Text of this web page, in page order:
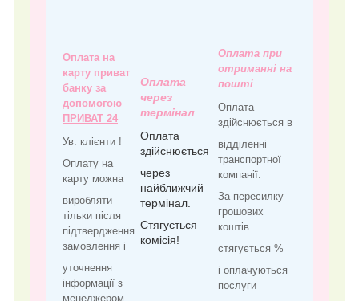
Оплата на
карту приват
банку за
допомогою
ПРИВАТ 24
Ув. клієнти !
Оплату на
карту можна
виробляти
тільки після
підтвердження
замовлення і
уточнення
інформації з
менеджером.
Оплата
через
термінал
Оплата
здійснюється
через
найближчий
термінал.
Стягується
комісія!
Оплата при
отриманні на
пошті
Оплата
здійснюється в
відділенні
транспортної
компанії.
За пересилку
грошових
коштів
стягується %
і оплачуються
послуги